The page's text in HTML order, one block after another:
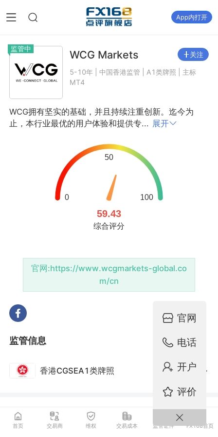
App内打开
监管中 WCG Markets 关注
5-10年 | 中国香港监管 | A1类牌照 | 主标
MT4
WCG拥有坚实的基础，并且持续注重创新。迄今为
止，本行业最优的用户体验和提供专... 展开
官网:https://www.wcgmarkets-global.co
m/cn
监管信息
香港CGSEA1类牌照 监管中
基础资料
官网
电话
开户
评价
首页 交易商 维权 交易成本 监管证件 FX168首页